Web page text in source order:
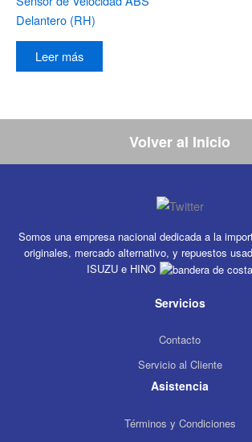
Delantero (RH)
Leer más
Volver al Inicio
Somos una empresa nacional dedicada a la
originales, mercado alternativo, y repuestos
ISUZU e HINO
Servicios
Contacto
Servicio al Cliente
Asistencia
Términos y Condiciones